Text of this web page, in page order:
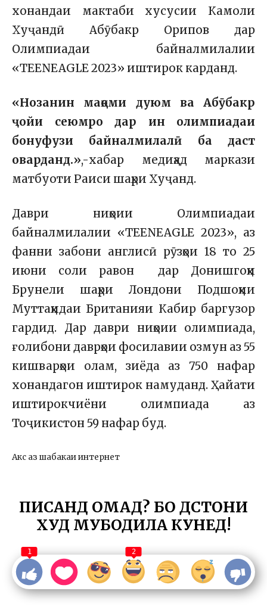
хонандаи мактаби хусусии Камоли
Хуҷандӣ Абӯбакр Орипов дар
Олимпиадаи байналмилалии
«TEENEAGLE 2023» иштирок карданд.
«Нозанин мақоми дуюм ва Абӯбакр
ҷойи сеюмро дар ин олимпиадаи
бонуфузи байналмилалӣ ба даст
оварданд.»,-хабар медиҳад маркази
матбуоти Раиси шаҳри Хуҷанд.
Даври ниҳоии Олимпиадаи
байналмилалии «TEENEAGLE 2023», аз
фанни забони англисӣ рӯзҳои 18 то 25
июни соли равон дар Донишгоҳи
Брунели шаҳри Лондони Подшоҳии
Муттаҳидаи Британияи Кабир баргузор
гардид. Дар даври ниҳоии олимпиада,
ғолибони даврҳои фосилавии озмун аз 55
кишварҳои олам, зиёда аз 750 нафар
хонандагон иштирок намуданд. Ҳайати
иштирокчиёни олимпиада аз
Тоҷикистон 59 нафар буд.
Акс аз шабакаи интернет
ПИСАНД ОМАД? БО ДӮСТОНИ
ХУД МУБОДИЛА КУНЕД!
1 2